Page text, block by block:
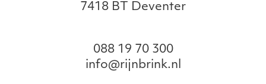
7418 BT Deventer
088 19 70 300
info@rijnbrink.nl